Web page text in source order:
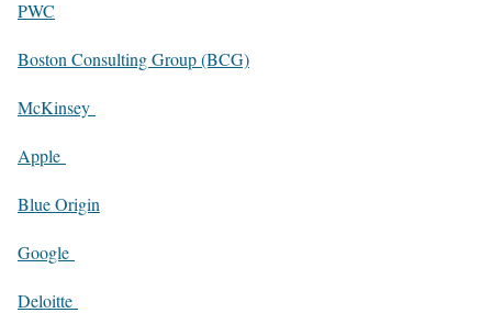
PWC
Boston Consulting Group (BCG)
McKinsey
Apple
Blue Origin
Google
Deloitte